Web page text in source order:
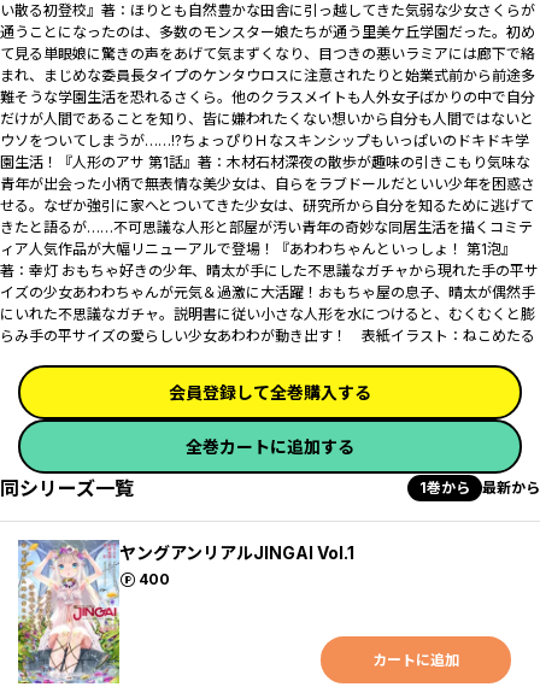
い散る初登校』著：ほりとも自然豊かな田舎に引っ越してきた気弱な少女さくらが
通うことになったのは、多数のモンスター娘たちが通う里美ケ丘学園だった。初め
て見る単眼娘に驚きの声をあげて気まずくなり、目つきの悪いラミアには廊下で絡
まれ、まじめな委員長タイプのケンタウロスに注意されたりと始業式前から前途多
難そうな学園生活を恐れるさくら。他のクラスメイトも人外女子ばかりの中で自分
だけが人間であることを知り、皆に嫌われたくない想いから自分も人間ではないと
ウソをついてしまうが……!?ちょっぴりＨなスキンシップもいっぱいのドキドキ学
園生活！『人形のアサ 第1話』著：木材石材深夜の散歩が趣味の引きこもり気味な
青年が出会った小柄で無表情な美少女は、自らをラブドールだといい少年を困惑さ
せる。なぜか強引に家へとついてきた少女は、研究所から自分を知るために逃げて
きたと語るが……不可思議な人形と部屋が汚い青年の奇妙な同居生活を描くコミテ
ィア人気作品が大幅リニューアルで登場！『あわわちゃんといっしょ！ 第1泡』
著：幸灯 おもちゃ好きの少年、晴太が手にした不思議なガチャから現れた手の平サ
イズの少女あわわちゃんが元気＆過激に大活躍！おもちゃ屋の息子、晴太が偶然手
にいれた不思議なガチャ。説明書に従い小さな人形を水につけると、むくむくと膨
らみ手の平サイズの愛らしい少女あわわが動き出す！ 表紙イラスト：ねこめたる
会員登録して全巻購入する
全巻カートに追加する
同シリーズ一覧 1巻から 最新から
ヤングアンリアルJINGAI Vol.1
400
ポイント
カートに追加